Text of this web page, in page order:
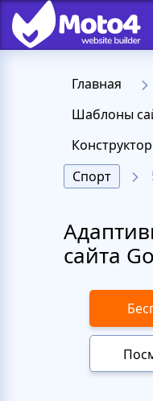
Главная
Шаблоны
Спорт
сайта